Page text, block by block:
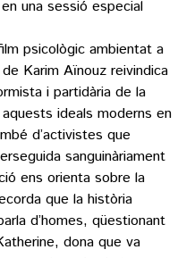
una sessió especial
psicològic ambientat a
Karim Aïnouz reivindica
i partidària de la
ideals moderns en
d’activistes que
sanguinàriament
ens orienta sobre la
que la història
d’homes, qüestionant
dona que va